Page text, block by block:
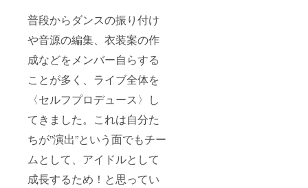
普段からダンスの振り付け
や音源の編集、衣装案の作
成などをメンバー自らする
ことが多く、ライブ全体を
〈セルフプロデュース〉し
てきました。これは自分た
ちが”演出”という面でもチー
ムとして、アイドルとして
成長するため！と思ってい